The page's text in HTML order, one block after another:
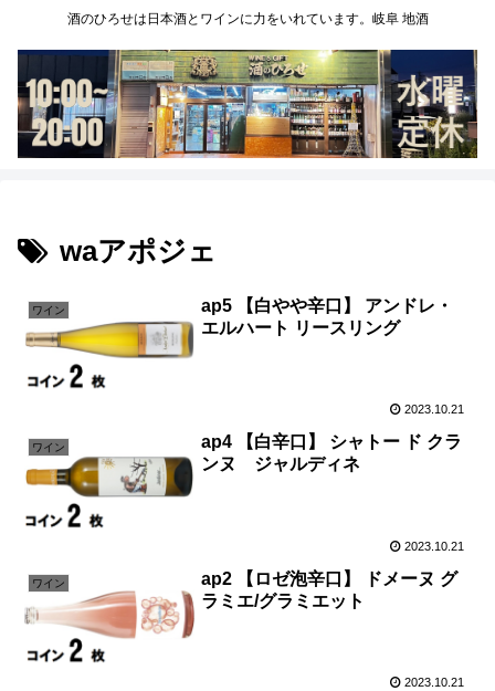
酒のひろせは日本酒とワインに力をいれています。岐阜 地酒
waアポジェ
ワイン
ap5 【白やや辛口】 アンドレ・
エルハート リースリング
2023.10.21
ワイン
ap4 【白辛口】 シャトー ド クラ
ンヌ ジャルディネ
2023.10.21
ワイン
ap2 【ロゼ泡辛口】 ドメーヌ グ
ラミエ/グラミエット
2023.10.21